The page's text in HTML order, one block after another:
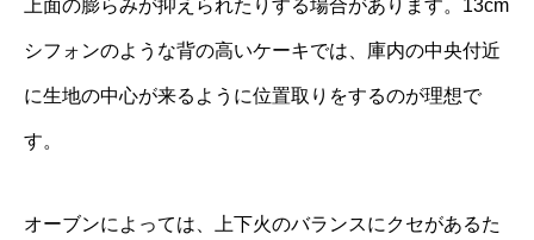
上面の膨らみが抑えられたりする場合があります。13cm
シフォンのような背の高いケーキでは、庫内の中央付近
に生地の中心が来るように位置取りをするのが理想で
す。
オーブンによっては、上下火のバランスにクセがあるた